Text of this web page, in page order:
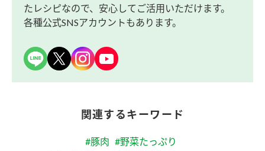
たレシピなので、安心してご活用いただけます。
各種公式SNSアカウントもあります。
関連するキーワード
#豚肉 #野菜たっぷり